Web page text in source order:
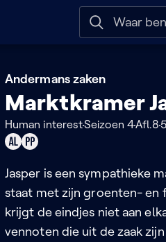
Naar help
Andermans zaken
Marktkramer
Human interestSeizoen 4Afl.8
Geschikt
alle
leeftijden
Product
Jasper is een sympathieke
staat met zijn groenten- en
krijgt de eindjes niet aan
vennoten die uit de zaak